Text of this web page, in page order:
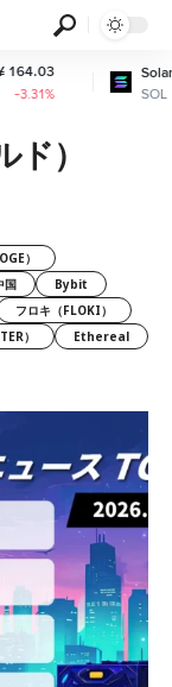
Solana
SOL
JPY-¥
）
）
国
Bybit
フロキ（FLOKI）
）
Ethereal